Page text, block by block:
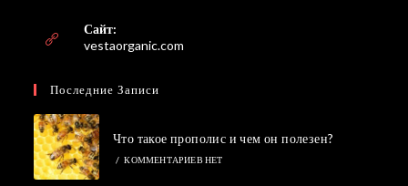
Сайт:
vestaorganic.com
Последние Записи
Что такое прополис и чем он полезен?
/ КОММЕНТАРИЕВ НЕТ